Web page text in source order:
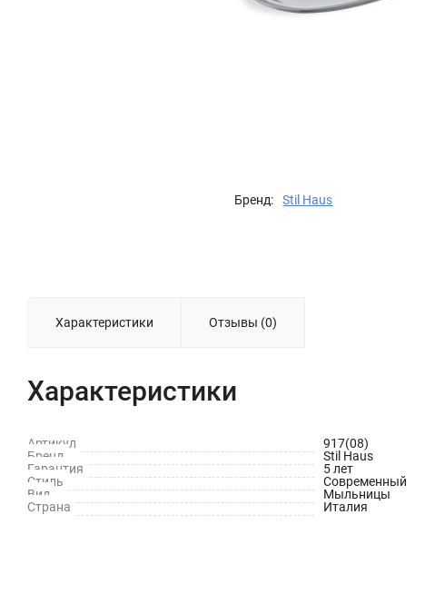
Бренд: Stil Haus
Характеристики Отзывы (0)
Характеристики
Артикул 917(08)
Бренд
Stil Haus
Гарантия
5 лет
Стиль
Современный
Вид
Мыльницы
Страна
Италия